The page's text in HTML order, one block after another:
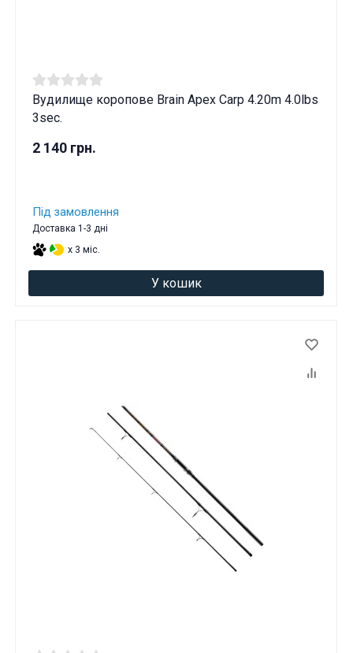
Вудилище коропове Brain Apex Carp 4.20m 4.0lbs
3sec.
2 140 грн.
Під замовлення
Доставка 1-3 дні
x 3 міс.
У кошик